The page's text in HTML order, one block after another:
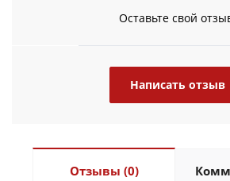
Оставьте свой
Написать отзыв
Отзывы (0)